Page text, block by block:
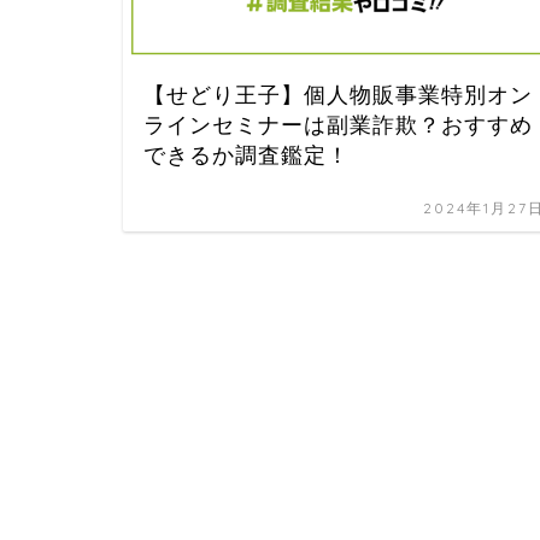
【せどり王子】個人物販事業特別オン
ラインセミナーは副業詐欺？おすすめ
できるか調査鑑定！
2024年1月27